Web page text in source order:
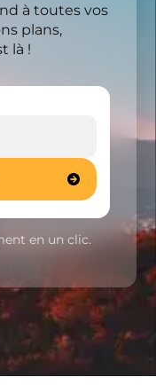
à toutes vos
plans,
là !
en un clic.